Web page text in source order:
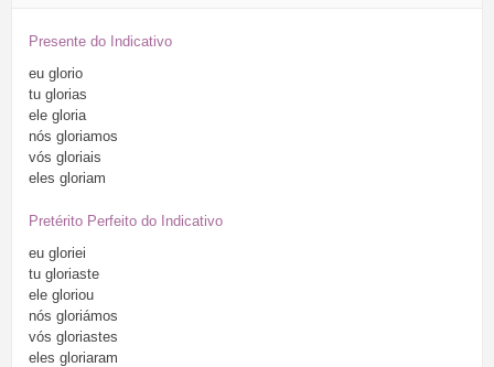
Presente do Indicativo
eu glorio
tu glorias
ele gloria
nós gloriamos
vós gloriais
eles gloriam
Pretérito Perfeito do Indicativo
eu gloriei
tu gloriaste
ele gloriou
nós gloriámos
vós gloriastes
eles gloriaram